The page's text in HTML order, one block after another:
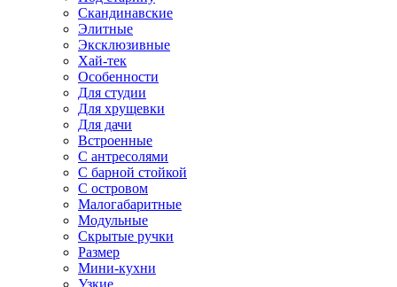
Скандинавские
Элитные
Эксклюзивные
Хай-тек
Особенности
Для студии
Для хрущевки
Для дачи
Встроенные
С антресолями
С барной стойкой
С островом
Малогабаритные
Модульные
Скрытые ручки
Размер
Мини-кухни
Узкие